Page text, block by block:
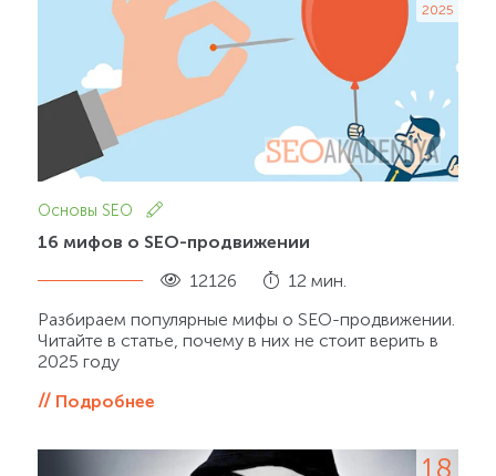
2025
Основы SEO
16 мифов о SEO-продвижении
12126 12 мин.
Разбираем популярные мифы о SEO-продвижении.
Читайте в статье, почему в них не стоит верить в
2025 году
Подробнее
18